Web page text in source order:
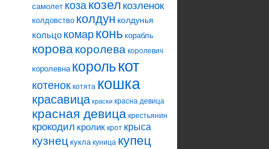
самолет козакозел козленок
колдовство колдун колдунья
кольцо комар конь корабль
коровакоролева королевич
королевна королькот
котенок котята кошка
красавица краски красна девица
красная девица крестьянин
крокодил кролик крот крыса
кузнец кукла куница купец